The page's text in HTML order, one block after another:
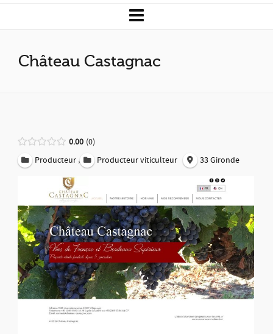
Château Castagnac
0.00 0
Producteur , Producteur viticulteur 33 Gironde